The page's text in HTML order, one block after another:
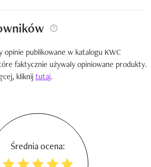
opinie publikowane w katalogu KWC
faktycznie używały opiniowane produkty.
kliknijtutaj.
Średnia ocena: